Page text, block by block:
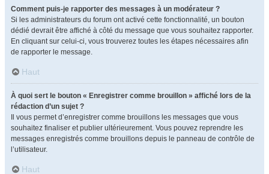
Comment puis-je rapporter des messages à un modérateur ?
Si les administrateurs du forum ont activé cette fonctionnalité, un bouton
dédié devrait être affiché à côté du message que vous souhaitez rapporter.
En cliquant sur celui-ci, vous trouverez toutes les étapes nécessaires afin
de rapporter le message.
Haut
À quoi sert le bouton « Enregistrer comme brouillon » affiché lors de la
rédaction d’un sujet ?
Il vous permet d’enregistrer comme brouillons les messages que vous
souhaitez finaliser et publier ultérieurement. Vous pouvez reprendre les
messages enregistrés comme brouillons depuis le panneau de contrôle de
l’utilisateur.
Haut